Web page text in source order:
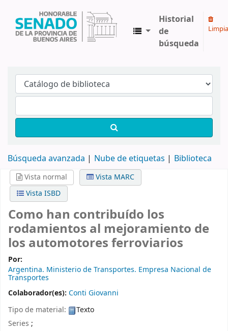
Historial
de
búsqueda
Búsqueda avanzada Nube de etiquetas Biblioteca
Vista normal
Vista MARC
Vista ISBD
Como han contribuído los
rodamientos al mejoramiento de
los automotores ferroviarios
Por:
Argentina. Ministerio de Transportes. Empresa Nacional de
Transportes
Colaborador(es): Conti Giovanni
Tipo de material:
Texto
Series ;